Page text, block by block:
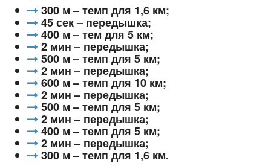
300 м – темп для 1,6 км;
45 сек – передышка;
400 м – тем для 5 км;
2 мин – передышка;
500 м – темп для 5 км;
2 мин – передышка;
600 м – темп для 10 км;
2 мин – передышка;
500 м – темп для 5 км;
2 мин – передышка;
400 м – темп для 5 км;
2 мин – передышка;
300 м – темп для 1,6 км.